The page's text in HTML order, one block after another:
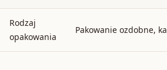
Rodzaj
opakowania
Pakowanie ozdobne,